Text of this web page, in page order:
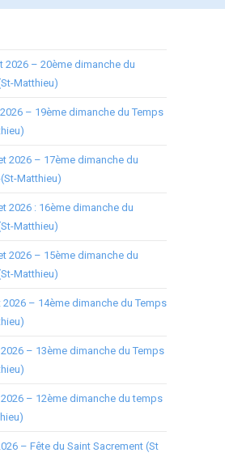
2026 – 20ème dimanche du
Matthieu)
– 19ème dimanche du Temps
2026 – 17ème dimanche du
Matthieu)
2026 : 16ème dimanche du
Matthieu)
2026 – 15ème dimanche du
Matthieu)
– 14ème dimanche du Temps
– 13ème dimanche du Temps
– 12ème dimanche du temps
– Fête du Saint Sacrement (St